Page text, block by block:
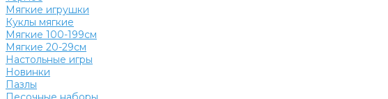
Мягкие игрушки
Куклы мягкие
Мягкие 100-199см
Мягкие 20-29см
Настольные игры
Новинки
Пазлы